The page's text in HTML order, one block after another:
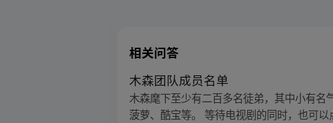
相关问答
木森团队成员名单
木森麾下至少有二百多名徒弟，其中小有名
菠萝、酷宝等。 等待电视剧的同时，也可